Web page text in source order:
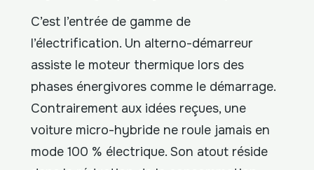
C’est l’entrée de gamme de
l’électrification. Un alterno-démarreur
assiste le moteur thermique lors des
phases énergivores comme le démarrage.
Contrairement aux idées reçues, une
voiture micro-hybride ne roule jamais en
mode 100 % électrique. Son atout réside